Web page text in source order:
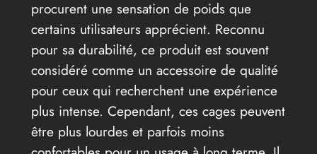
procurent une sensation de poids que
certains utilisateurs apprécient. Reconnu
pour sa durabilité, ce produit est souvent
considéré comme un accessoire de qualité
pour ceux qui recherchent une expérience
plus intense. Cependant, ces cages peuvent
être plus lourdes et parfois moins